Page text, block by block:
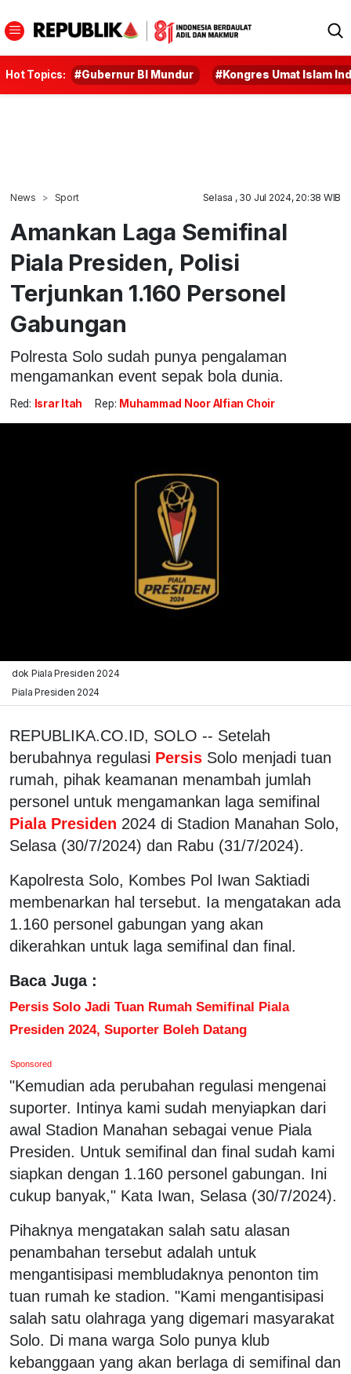
Hot Topics: #Gubernur BI Mundur #Kongres Umat Islam
News Sport Selasa , 30 Jul 2024, 20:38 WIB
Amankan Laga Semifinal
Piala Presiden, Polisi
Terjunkan 1.160 Personel
Gabungan
Polresta Solo sudah punya pengalaman
mengamankan event sepak bola dunia.
Red: Israr Itah Rep: Muhammad Noor Alfian Choir
dok Piala Presiden 2024
Piala Presiden 2024
REPUBLIKA.CO.ID, SOLO -- Setelah
berubahnya regulasi Persis Solo menjadi tuan
rumah, pihak keamanan menambah jumlah
personel untuk mengamankan laga semifinal
Piala Presiden 2024 di Stadion Manahan Solo,
Selasa (30/7/2024) dan Rabu (31/7/2024).
Kapolresta Solo, Kombes Pol Iwan Saktiadi
membenarkan hal tersebut. Ia mengatakan ada
1.160 personel gabungan yang akan
dikerahkan untuk laga semifinal dan final.
Baca Juga :
Persis Solo Jadi Tuan Rumah Semifinal Piala
Presiden 2024, Suporter Boleh Datang
Sponsored
"Kemudian ada perubahan regulasi mengenai
suporter. Intinya kami sudah menyiapkan dari
awal Stadion Manahan sebagai venue Piala
Presiden. Untuk semifinal dan final sudah kami
siapkan dengan 1.160 personel gabungan. Ini
cukup banyak," Kata Iwan, Selasa (30/7/2024).
Pihaknya mengatakan salah satu alasan
penambahan tersebut adalah untuk
mengantisipasi membludaknya penonton tim
tuan rumah ke stadion. "Kami mengantisipasi
salah satu olahraga yang digemari masyarakat
Solo. Di mana warga Solo punya klub
kebanggaan yang akan berlaga di semifinal dan